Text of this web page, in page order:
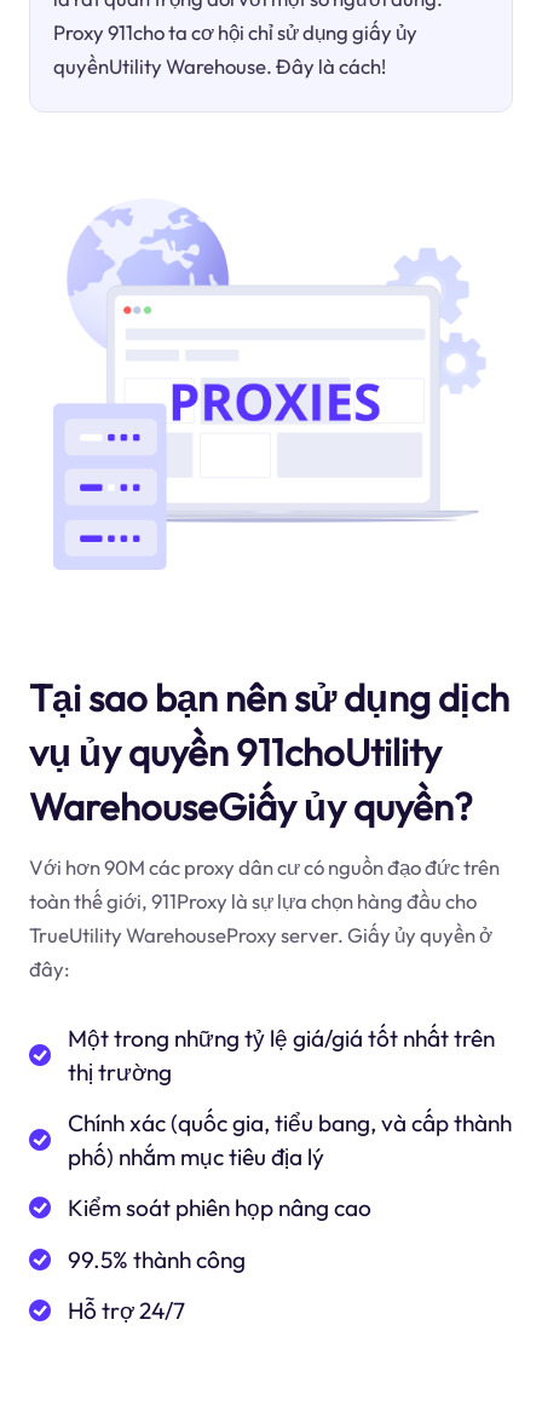
Proxy 911cho ta cơ hội chỉ sử dụng giấy ủy
quyềnUtility Warehouse. Đây là cách!
Tại sao bạn nên sử dụng dịch
vụ ủy quyền 911choUtility
WarehouseGiấy ủy quyền?
Với hơn 90M các proxy dân cư có nguồn đạo đức trên
toàn thế giới, 911Proxy là sự lựa chọn hàng đầu cho
TrueUtility WarehouseProxy server. Giấy ủy quyền ở
đây:
Một trong những tỷ lệ giá/giá tốt nhất trên
thị trường
Chính xác (quốc gia, tiểu bang, và cấp thành
phố) nhắm mục tiêu địa lý
Kiểm soát phiên họp nâng cao
99.5% thành công
Hỗ trợ 24/7